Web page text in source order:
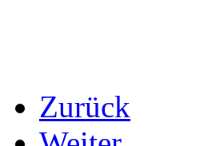
Zurück